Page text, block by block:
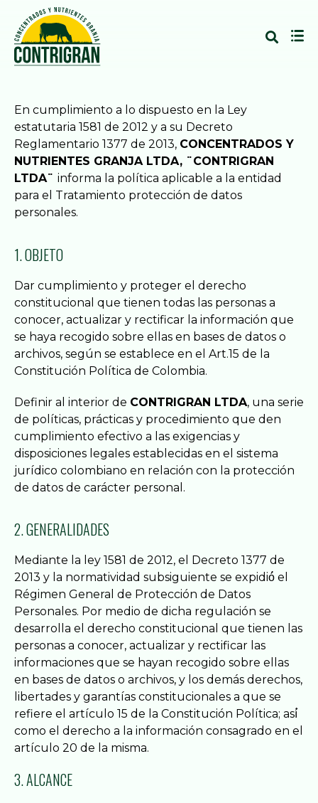
En cumplimiento a lo dispuesto en la Ley
estatutaria 1581 de 2012 y a su Decreto
Reglamentario 1377 de 2013, CONCENTRADOS Y
NUTRIENTES GRANJA LTDA, ¨CONTRIGRAN
LTDA¨ informa la política aplicable a la entidad
para el Tratamiento protección de datos
personales.
1. OBJETO
Dar cumplimiento y proteger el derecho
constitucional que tienen todas las personas a
conocer, actualizar y rectificar la información que
se haya recogido sobre ellas en bases de datos o
archivos, según se establece en el Art.15 de la
Constitución Política de Colombia.
Definir al interior de CONTRIGRAN LTDA, una serie
de políticas, prácticas y procedimiento que den
cumplimiento efectivo a las exigencias y
disposiciones legales establecidas en el sistema
jurídico colombiano en relación con la protección
de datos de carácter personal.
2. GENERALIDADES
Mediante la ley 1581 de 2012, el Decreto 1377 de
2013 y la normatividad subsiguiente se expidió́ el
Régimen General de Protección de Datos
Personales. Por medio de dicha regulación se
desarrolla el derecho constitucional que tienen las
personas a conocer, actualizar y rectificar las
informaciones que se hayan recogido sobre ellas
en bases de datos o archivos, y los demás derechos,
libertades y garantías constitucionales a que se
refiere el artículo 15 de la Constitución Política; así́
como el derecho a la información consagrado en el
artículo 20 de la misma.
3. ALCANCE